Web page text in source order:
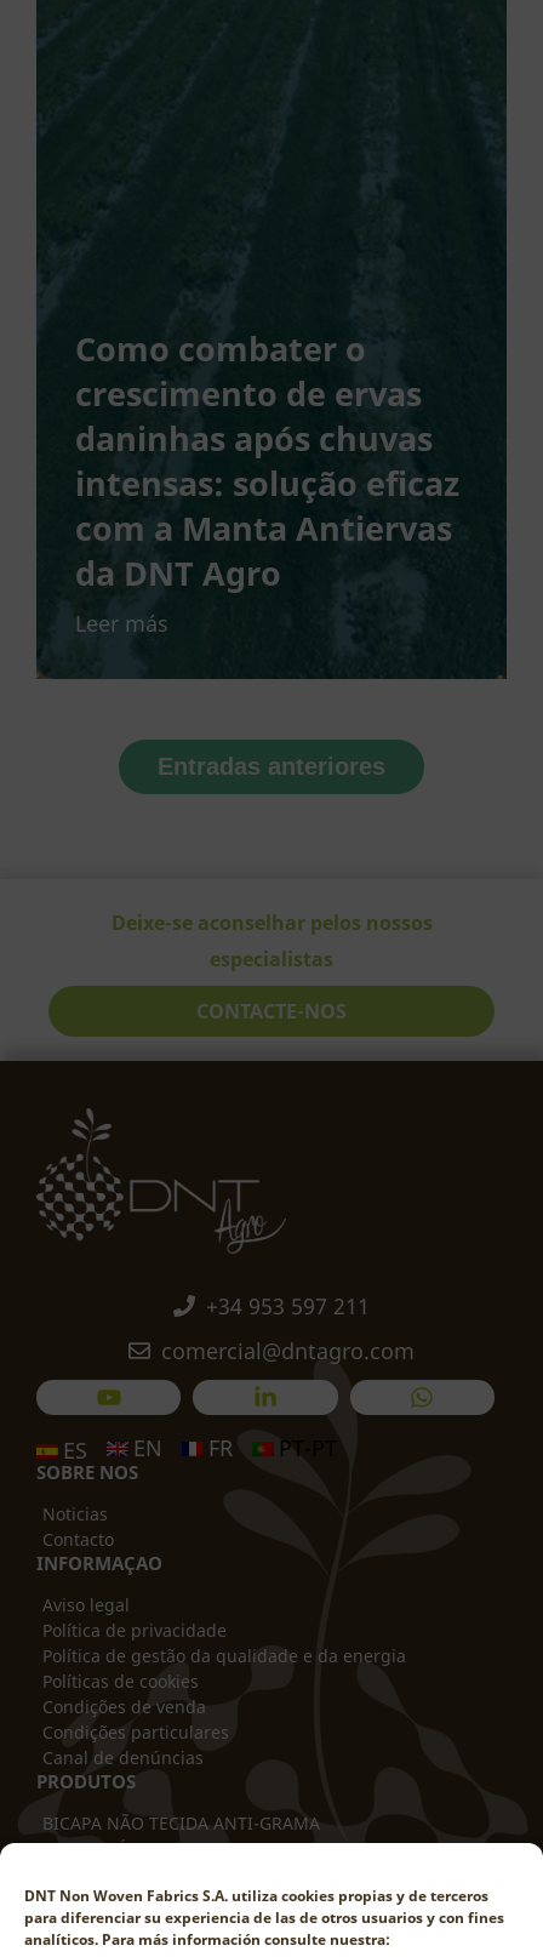
DNT Non Woven Fabrics S.A. utiliza cookies propias y de terceros
para diferenciar su experiencia de las de otros usuarios y con fines
analíticos. Para más información consulte nuestra:
Como combater o
crescimento de ervas
daninhas após chuvas
intensas: solução eficaz
com a Manta Antiervas
da DNT Agro
Leer más
Entradas anteriores
Deixe-se aconselhar pelos nossos
especialistas
CONTACTE-NOS
+34 953 597 211
comercial@dntagro.com
ES EN FR PT-PT
SOBRE NOS
Noticias
Contacto
INFORMAÇAO
Aviso legal
Política de privacidade
Política de gestão da qualidade e da energia
Políticas de cookies
Condições de venda
Condições particulares
Canal de denúncias
PRODUTOS
BICAPA NÃO TECIDA ANTI-GRAMA
MANTA TÉRMICA
PROTETOR DE TRONCO
PROTEÇÃO CONTRA HASTES
CAPA PARA VASO